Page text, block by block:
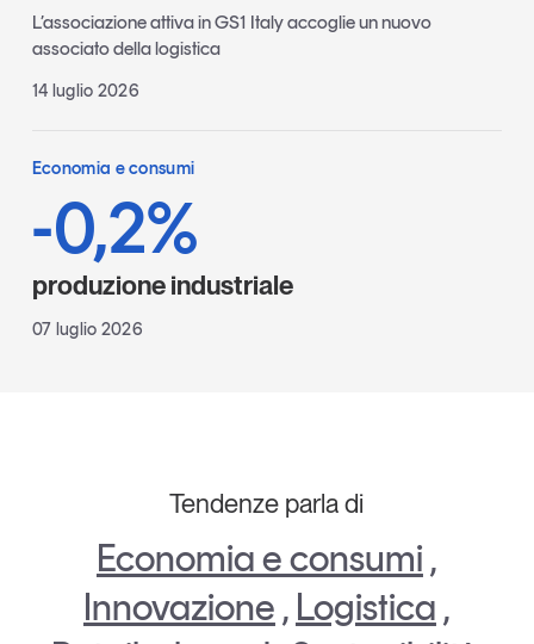
L’associazione attiva in GS1 Italy accoglie un nuovo
associato della logistica
14 luglio 2026
Economia e consumi
-0,2%
produzione industriale
07 luglio 2026
Tendenze parla di
Economia e consumi ,
Innovazione , Logistica ,